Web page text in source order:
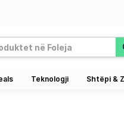
Teknologji Shtëpi &